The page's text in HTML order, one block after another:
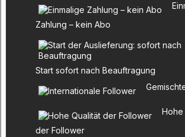
Zahlung – kein Abo
Start sofort nach Beauftragung
Hohe
der Follower